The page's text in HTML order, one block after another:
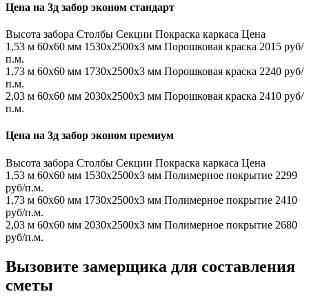
Цена на 3д забор эконом стандарт
Высота забора Столбы Секции Покраска каркаса Цена
1,53 м 60х60 мм 1530x2500x3 мм Порошковая краска 2015 руб/
п.м.
1,73 м 60х60 мм 1730x2500x3 мм Порошковая краска 2240 руб/
п.м.
2,03 м 60х60 мм 2030x2500x3 мм Порошковая краска 2410 руб/
п.м.
Цена на 3д забор эконом премиум
Высота забора Столбы Секции Покраска каркаса Цена
1,53 м 60х60 мм 1530x2500x3 мм Полимерное покрытие 2299
руб/п.м.
1,73 м 60х60 мм 1730x2500x3 мм Полимерное покрытие 2410
руб/п.м.
2,03 м 60х60 мм 2030x2500x3 мм Полимерное покрытие 2680
руб/п.м.
Вызовите замерщика для составления
сметы